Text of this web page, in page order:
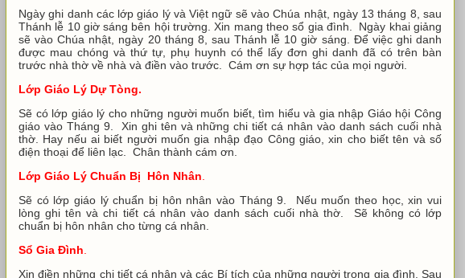
Ngày ghi danh các lớp giáo lý và Việt ngữ sẽ vào Chúa nhật, ngày 13 tháng 8, sau
Thánh lễ 10 giờ sáng bên hội trường. Xin mang theo sổ gia đình. Ngày khai giảng
sẽ vào Chúa nhật, ngày 20 tháng 8, sau Thánh lễ 10 giờ sáng. Để việc ghi danh
được mau chóng và thứ tự, phụ huynh có thể lấy đơn ghi danh đã có trên bàn
trước nhà thờ về nhà và điền vào trước. Cám ơn sự hợp tác của mọi người.
Lớp Giáo Lý Dự Tòng.
Sẽ có lớp giáo lý cho những người muốn biết, tìm hiểu và gia nhập Giáo hội Công
giáo vào Tháng 9. Xin ghi tên và những chi tiết cá nhân vào danh sách cuối nhà
thờ. Hay nếu ai biết người muốn gia nhập đạo Công giáo, xin cho biết tên và số
điện thoại để liên lạc. Chân thành cám ơn.
Lớp Giáo Lý Chuẩn Bị Hôn Nhân
Sẽ có lớp giáo lý chuẩn bị hôn nhân vào Tháng 9. Nếu muốn theo học, xin vui
lòng ghi tên và chi tiết cá nhân vào danh sách cuối nhà thờ. Sẽ không có lớp
chuẩn bị hôn nhân cho từng cá nhân.
Sổ Gia Đình
Xin điền những chi tiết cá nhân và các Bí tích của những người trong gia đình. Sau